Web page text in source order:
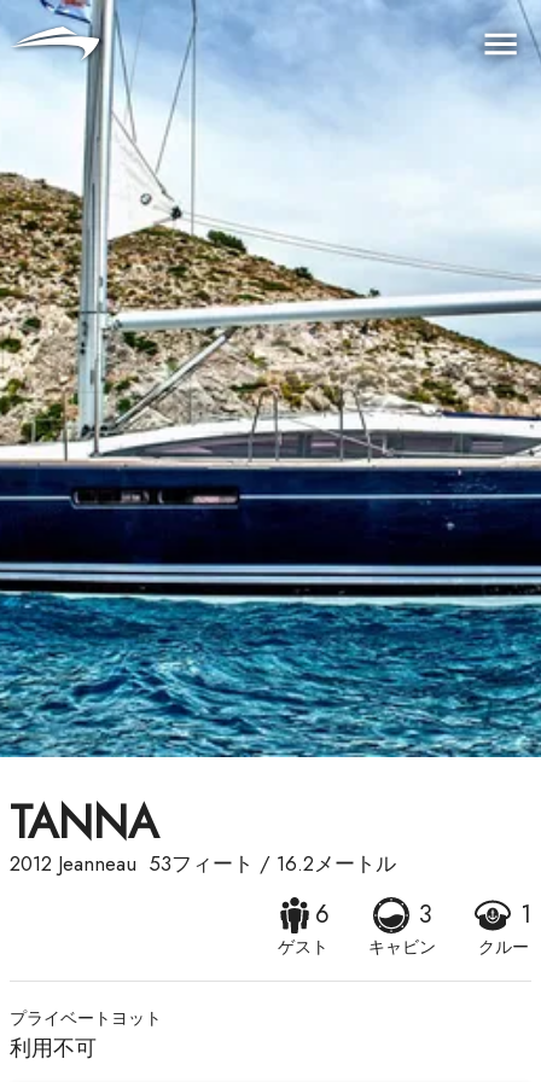
TANNA
2012 Jeanneau 53フィート / 16.2メートル
6
ゲスト
3
キャビン
1
クルー
プライベートヨット
利用不可
言語
通貨